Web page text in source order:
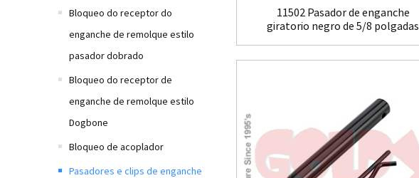
Bloqueo do receptor do
enganche de remolque estilo
pasador dobrado
Bloqueo do receptor de
enganche de remolque estilo
Dogbone
Bloqueo de acoplador
Pasadores e clips de enganche
11502 Pasador de enganche
giratorio negro de 5/8 polgadas